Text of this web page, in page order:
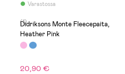
Varastossa
(1)
Didriksons Monte Fleecepaita,
Heather Pink
20,90 €